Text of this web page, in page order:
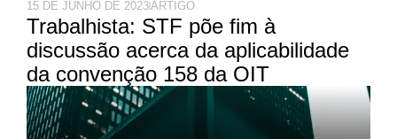
15 DE JUNHO DE 2023ARTIGO
Trabalhista: STF põe fim à
discussão acerca da aplicabilidade
da convenção 158 da OIT